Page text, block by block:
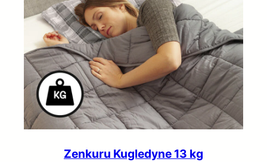
Zenkuru Kugledyne 13 kg